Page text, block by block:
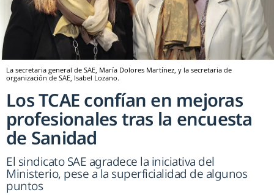
La secretaria general de SAE, María Dolores Martínez, y la secretaria de
organización de SAE, Isabel Lozano.
Los TCAE confían en mejoras
profesionales tras la encuesta
de Sanidad
El sindicato SAE agradece la iniciativa del
Ministerio, pese a la superficialidad de algunos
puntos